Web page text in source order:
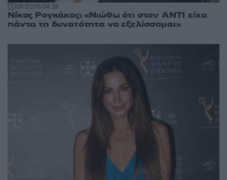
08:5105.08.26
Νίκος Ρογκάκος: «Νιώθω ότι στον ΑΝΤ1 είχα
πάντα τη δυνατότητα να εξελίσσομαι»